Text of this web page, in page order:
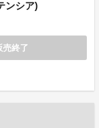
ンシア)
売終了